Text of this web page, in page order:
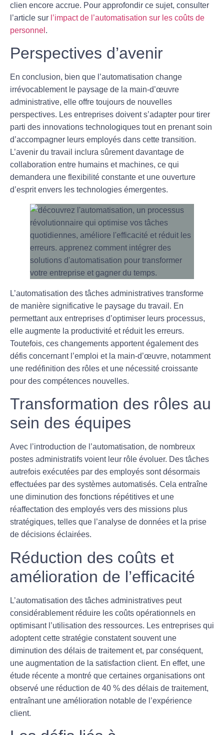
clien encore accrue. Pour approfondir ce sujet, consulter
l’article sur l’impact de l’automatisation sur les coûts de
personnel .
Perspectives d’avenir
En conclusion, bien que l’automatisation change
irrévocablement le paysage de la main-d’œuvre
administrative, elle offre toujours de nouvelles
perspectives. Les entreprises doivent s’adapter pour tirer
parti des innovations technologiques tout en prenant soin
d’accompagner leurs employés dans cette transition.
L’avenir du travail inclura sûrement davantage de
collaboration entre humains et machines, ce qui
demandera une flexibilité constante et une ouverture
d’esprit envers les technologies émergentes.
L’automatisation des tâches administratives transforme
de manière significative le paysage du travail. En
permettant aux entreprises d’optimiser leurs processus,
elle augmente la productivité et réduit les erreurs.
Toutefois, ces changements apportent également des
défis concernant l’emploi et la main-d’œuvre, notamment
une redéfinition des rôles et une nécessité croissante
pour des compétences nouvelles.
Transformation des rôles au
sein des équipes
Avec l’introduction de l’automatisation, de nombreux
postes administratifs voient leur rôle évoluer. Des tâches
autrefois exécutées par des employés sont désormais
effectuées par des systèmes automatisés. Cela entraîne
une diminution des fonctions répétitives et une
réaffectation des employés vers des missions plus
stratégiques, telles que l’analyse de données et la prise
de décisions éclairées.
Réduction des coûts et
amélioration de l’efficacité
L’automatisation des tâches administratives peut
considérablement réduire les coûts opérationnels en
optimisant l’utilisation des ressources. Les entreprises qui
adoptent cette stratégie constatent souvent une
diminution des délais de traitementet, par conséquent,
une augmentation de la satisfaction client. En effet, une
étude récente a montré que certaines organisations ont
observé une réduction de 40 % des délais de traitement,
entraînant une amélioration notable de l’expérience
client.